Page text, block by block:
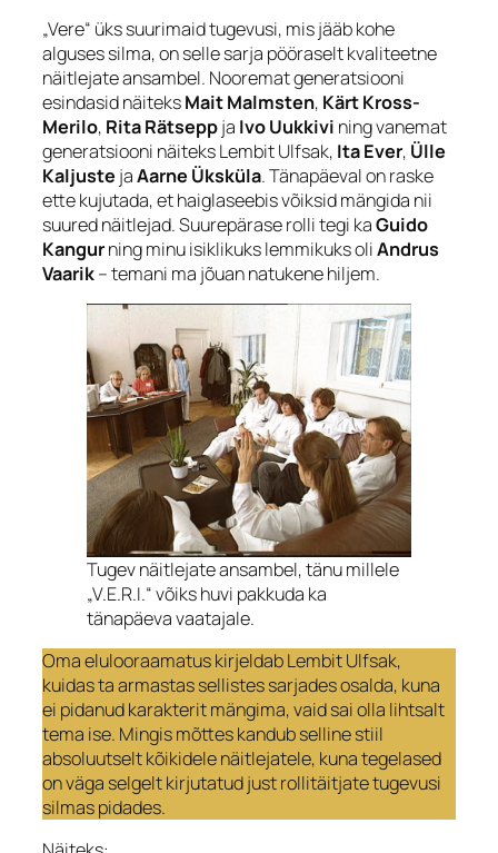
„Vere“ üks suurimaid tugevusi, mis jääb kohe
alguses silma, on selle sarja pööraselt kvaliteetne
näitlejate ansambel. Nooremat generatsiooni
esindasid näiteksMait Malmsten, Kärt Kross-
Merilo, Rita Rätseppja Ivo Uukkivi ning vanemat
generatsiooni näiteks Lembit Ulfsak, Ita Ever, Ülle
Kaljuste jaAarne Üksküla. Tänapäeval on raske
ette kujutada, et haiglaseebis võiksid mängida nii
suured näitlejad. Suurepärase rolli tegi kaGuido
Kangurning minu isiklikuks lemmikuks oliAndrus
Vaarik– temani ma jõuan natukene hiljem.
Tugev näitlejate ansambel, tänu millele
„V.E.R.I.“ võiks huvi pakkuda ka
tänapäeva vaatajale.
Oma elulooraamatus kirjeldab Lembit Ulfsak,
kuidas ta armastas sellistes sarjades osalda, kuna
ei pidanud karakterit mängima, vaid sai olla lihtsalt
tema ise. Mingis mõttes kandub selline stiil
absoluutselt kõikidele näitlejatele, kuna tegelased
on väga selgelt kirjutatud just rollitäitjate tugevusi
silmas pidades.